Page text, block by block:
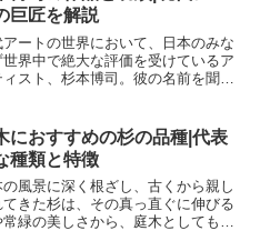
、日本の芸術文化そのもの...
巨匠を解説
アートの世界において、日本のみな
世界中で絶大な評価を受けているア
ィスト、杉本博司。彼の名前を聞い
することは容易ではありません。彼
なる写真家という枠組...
におすすめの杉の品種|代表
種類と特徴
の風景に深く根ざし、古くから親し
てきた杉は、その真っ直ぐに伸びる
常緑の美しさから、庭木としても高